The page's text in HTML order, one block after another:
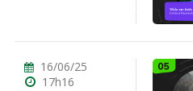
16/06/25
17h16